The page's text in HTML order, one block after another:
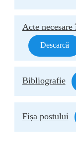
Acte
Descarcă
Bibliografie
Fișa postului